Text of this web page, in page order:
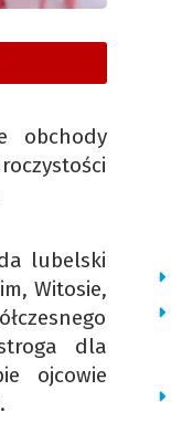
obchody
lubelski
Witosie,
dla
ojcowie